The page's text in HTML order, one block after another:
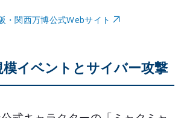
関西万博公式Webサイト
模イベントとサイバー攻撃